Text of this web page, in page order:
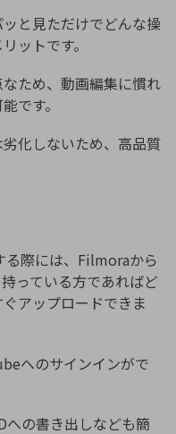
と見ただけでどんな操
ットです。
ため、動画編集に慣れ
です。
化しないため、高品質
際には、Filmoraから
っている方であればど
アップロードできま
へのサインインがで
の書き出しなども簡